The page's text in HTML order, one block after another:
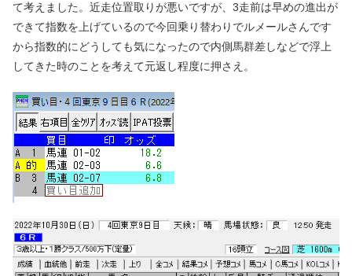
て考えました。近走位置取りが悪いですが、3走前は早めの進出が
できて指数を上げているので今回乗り替わりでルメールさんです
から指数的にどうしても気になったので内側馬群差しなどで浮上
してきた時のことを考えて元返し程度に押さえ。